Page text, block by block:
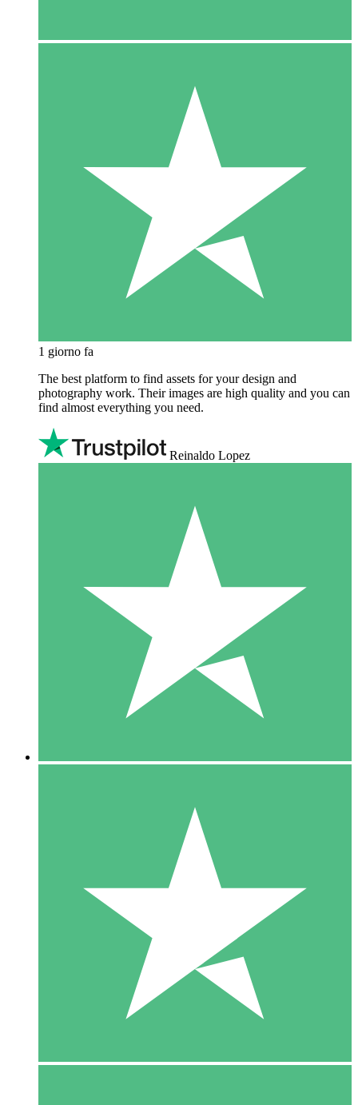
1 giorno fa
The best platform to find assets for your design and
photography work. Their images are high quality and you can
find almost everything you need.
Reinaldo Lopez